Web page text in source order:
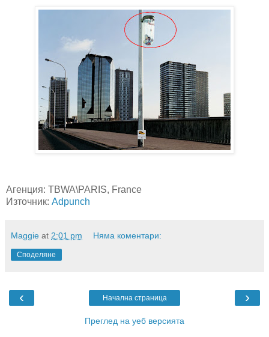
Агенция: TBWA\PARIS, France
Източник: Adpunch
Maggie at 2:01 pm Няма коментари:
Споделяне
‹ ›
Начална страница
Преглед на уеб версията